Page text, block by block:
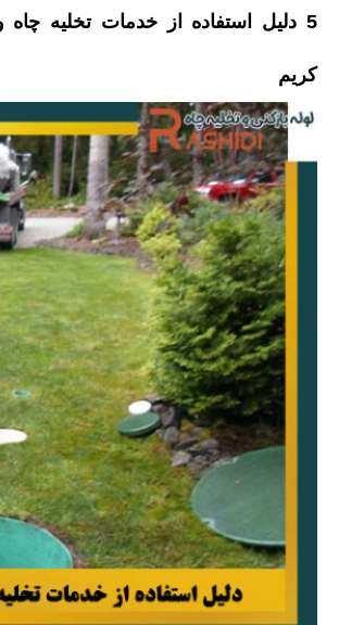
5 دلیل استفاده از خدمات تخلیه
کریم